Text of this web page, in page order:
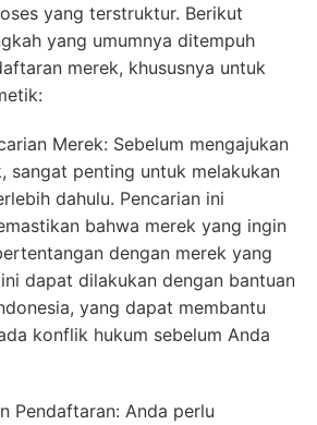
yang terstruktur. Berikut
yang umumnya ditempuh
merek, khususnya untuk
Merek: Sebelum mengajukan
sangat penting untuk melakukan
dahulu. Pencarian ini
bahwa merek yang ingin
dengan merek yang
dapat dilakukan dengan bantuan
yang dapat membantu
konflik hukum sebelum Anda
Pendaftaran: Anda perlu